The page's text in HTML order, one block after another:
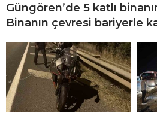
Güngören’de 5 katlı
Binanın çevresi bariyerle